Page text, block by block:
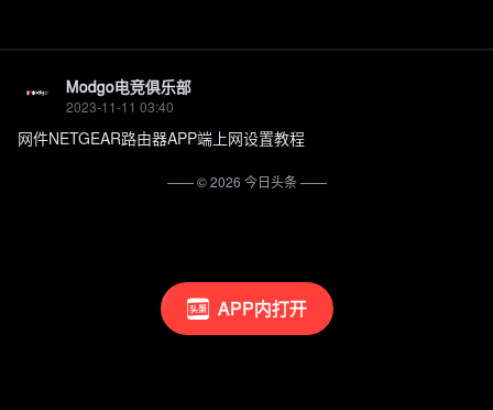
APP内打开
Modgo电竞俱乐部
2023-11-11 03:40
网件NETGEAR路由器APP端上网设置教程
—— ©2026 今日头条——